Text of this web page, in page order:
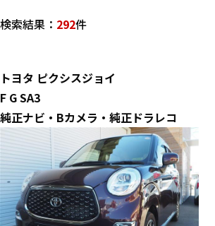
検索結果： 292件
トヨタ ピクシスジョイ
F G SA3
純正ナビ・Bカメラ・純正ドラレコ